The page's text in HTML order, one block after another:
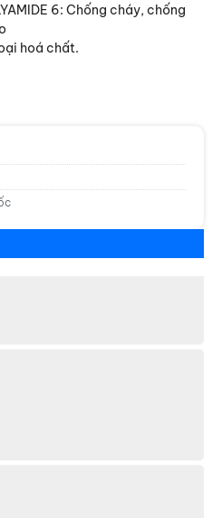
6: Chống cháy, chống
hoá chất.